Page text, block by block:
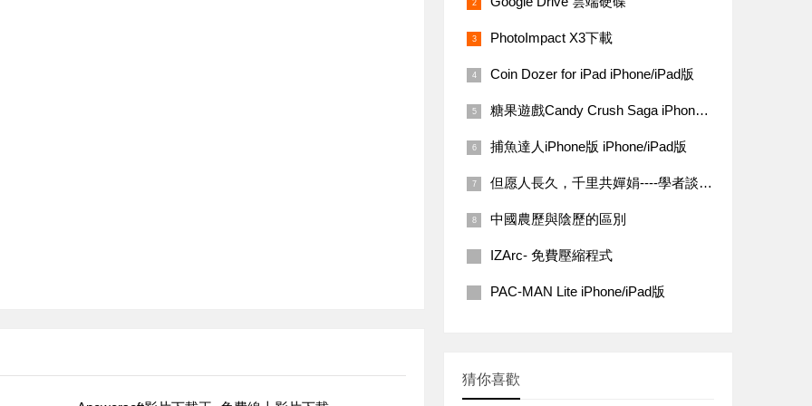
PhotoImpact X3下載
Coin Dozer for iPad iPhone/iPad版
糖果遊戲Candy Crush Saga iPhone/iPad 版
捕魚達人iPhone版 iPhone/iPad版
但愿人長久，千里共嬋娟----學者談中秋文化蘊涵
中國農歷與陰歷的區別
IZArc- 免費壓縮程式
PAC-MAN Lite iPhone/iPad版
猜你喜歡